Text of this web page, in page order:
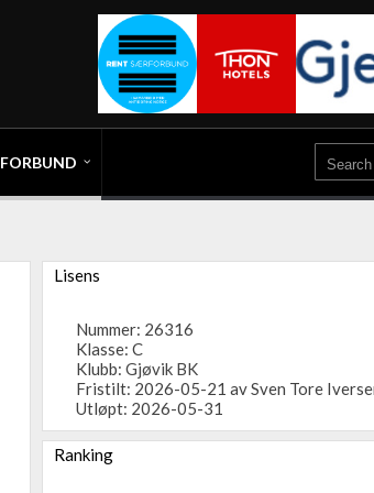
FORBUND
Lisens
Nummer: 26316
Klasse: C
Klubb: Gjøvik BK
Fristilt: 2026-05-21 av Sven Tore
Utløpt: 2026-05-31
Ranking